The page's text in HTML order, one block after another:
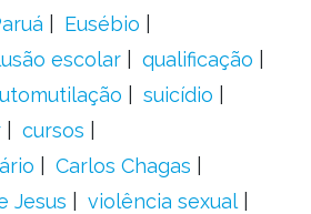
Eusébio
escolar
qualificação
suicídio
cursos
Carlos Chagas
Jesus
violência sexual